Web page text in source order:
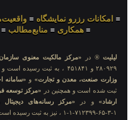
≡ امکانات رزرو نمایشگاه ≡
≡ همکاری ≡ منابع‌مطالب ≡
لیلیت ® در «مرکز مالکیت معنوی
۲۸۰۹۲۹ و ۴۵۱۸۴۱ ، به ثبت رسیده است و در
وزارت صنعت، معدن و تجارت» و «سامانه
ثبت شده است و همچنین در
«مرکز توسعه
ارشاد» و در «مرکز رسانه‌های
۱-۳-۶۵-۷۱۲۳۹۹-۱-۱ ، نیز به